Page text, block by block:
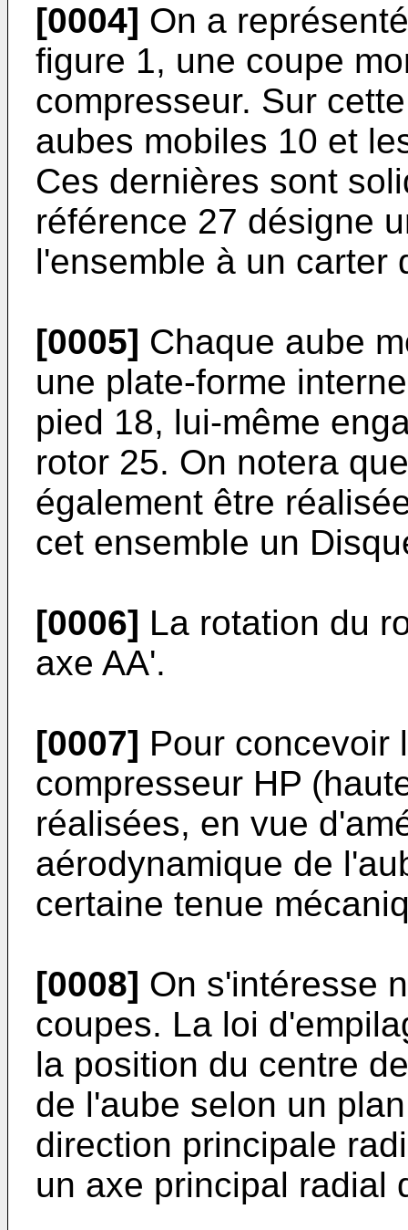
[0004] On a
figure 1, une coupe
compresseur. Sur
aubes mobiles 10 et
Ces dernières sont
référence 27 désigne
l'ensemble à un carter
[0005] Chaque aube
une plate-forme
pied 18, lui-même
rotor 25. On notera
également être
cet ensemble un
[0006] La rotation du
axe AA'.
[0007] Pour concevoir
compresseur HP
réalisées, en vue
aérodynamique de
certaine tenue
[0008] On s'intéresse
coupes. La loi
la position du centre
de l'aube selon un
direction principale
un axe principal radial